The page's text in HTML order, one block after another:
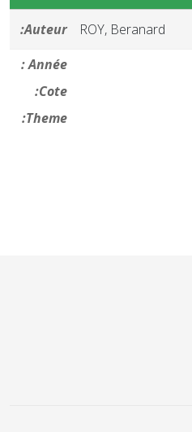
Auteur:
ROY, Beranard
Année :
Cote:
Theme: